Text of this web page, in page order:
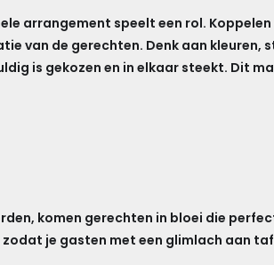
arrangement speelt een rol.
van de gerechten. Denk aan kleuren,
is gekozen en in elkaar steekt. Dit
komen gerechten in bloei die
je gasten met een glimlach aan